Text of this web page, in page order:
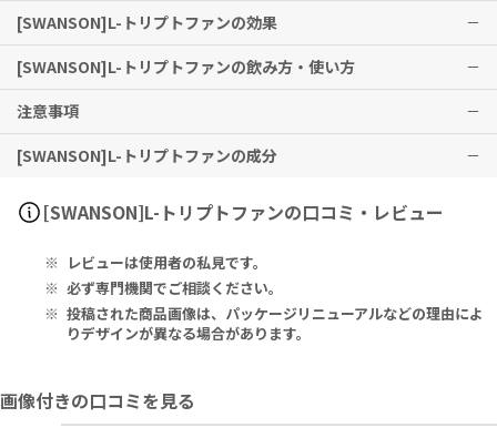
[SWANSON]L-トリプトファンの効果
おだやかな休息のリズムと、前向きな毎日のコンディション維持をサ
ポートします。
[SWANSON]L-トリプトファンの飲み方・使い方
1日1カプセルを目安に、食品ですので、お好みのタイミングでお召し
上がりいただけます。リラックスタイムなど、毎日の習慣としてお取
り入れください。水またはぬるま湯などと共にお召し上がりくださ
注意事項
子供手の届かない場所に保管してください。
抗うつ剤を処方されている方はご使用になる前にかかりつけの医師に
ご相談ください。
の医師にご相談ください。
決められた用量を超えての服用はおやめください。
[SWANSON]L-トリプトファンの成分
Serving Size 1 Vegan Capsule L-Tryptophan 500 mg
e), Magnesium Stearate.
1ベジカプセルあたり：L-トリプトファン 500mg
[SWANSON]L-トリプトファンの口コミ・レビュー
レビューは使用者の私見です。
必ず専門機関でご相談ください。
投稿された商品画像は、パッケージリニューアルなどの理由によ
りデザインが異なる場合があります。
画像付きの口コミを見る